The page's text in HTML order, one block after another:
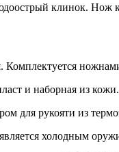
клинок. Нож
Комплектуется
т и наборная из кожи.
для рукояти из
холодным